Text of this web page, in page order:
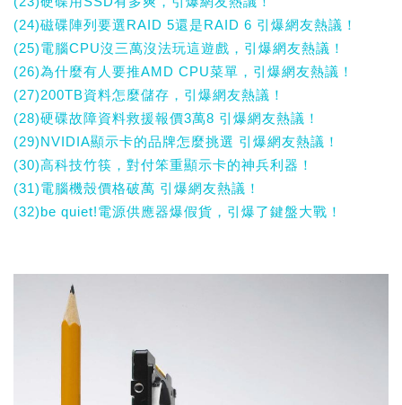
(24)磁碟陣列要選RAID 5還是RAID 6 引爆網友熱議！
(25)電腦CPU沒三萬沒法玩這遊戲，引爆網友熱議！
(26)為什麼有人要推AMD CPU菜單，引爆網友熱議！
(27)200TB資料怎麼儲存，引爆網友熱議！
(28)硬碟故障資料救援報價3萬8 引爆網友熱議！
(29)NVIDIA顯示卡的品牌怎麼挑選 引爆網友熱議！
(30)高科技竹筷，對付笨重顯示卡的神兵利器！
(31)電腦機殼價格破萬 引爆網友熱議！
(32)be quiet!電源供應器爆假貨，引爆了鍵盤大戰！